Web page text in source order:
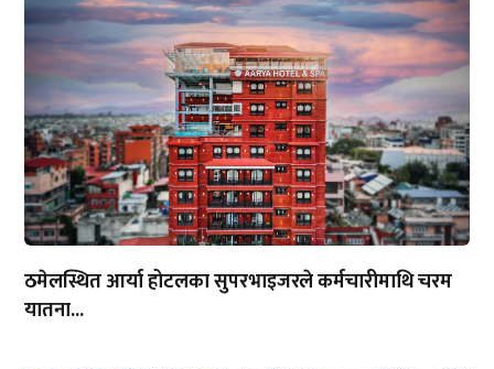
ठमेलस्थित आर्या होटलका सुपरभाइजरले कर्मचारीमाथि चरम
यातना...